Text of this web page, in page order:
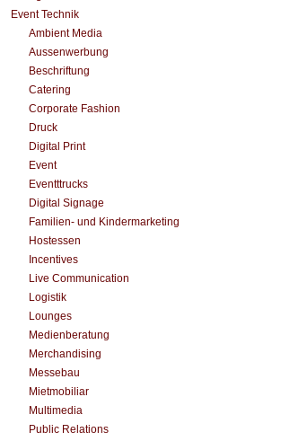
Event Technik
Ambient Media
Aussenwerbung
Beschriftung
Catering
Corporate Fashion
Druck
Digital Print
Event
Eventttrucks
Digital Signage
Familien- und Kindermarketing
Hostessen
Incentives
Live Communication
Logistik
Lounges
Medienberatung
Merchandising
Messebau
Mietmobiliar
Multimedia
Public Relations